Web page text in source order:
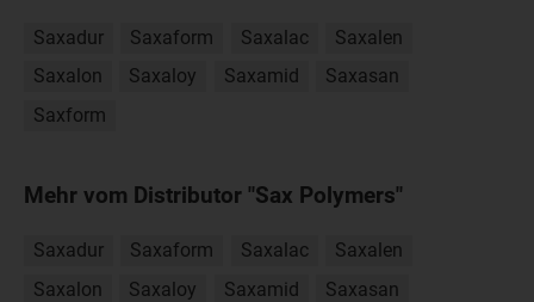
Saxadur Saxaform Saxalac
Saxalen
Saxalon
Saxaloy Saxamid
Saxasan
Saxform
Mehr vom Distributor "Sax Polymers"
Saxadur Saxaform Saxalac
Saxalen
Saxalon
Saxaloy Saxamid
Saxasan